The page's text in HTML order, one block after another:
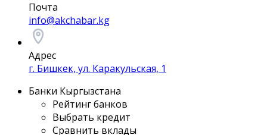
Почта
info@akchabar.kg
Адрес
г. Бишкек, ул. Каракульская, 1
Банки Кыргызстана
Рейтинг банков
Выбрать кредит
Сравнить вклады